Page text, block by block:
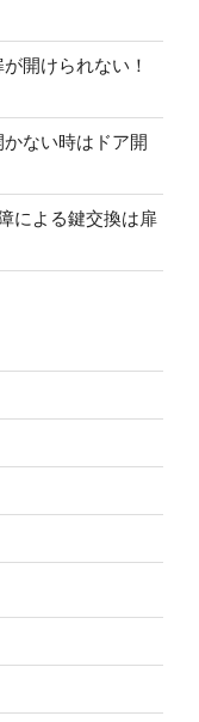
開けられない！
ない時はドア開
による鍵交換は扉